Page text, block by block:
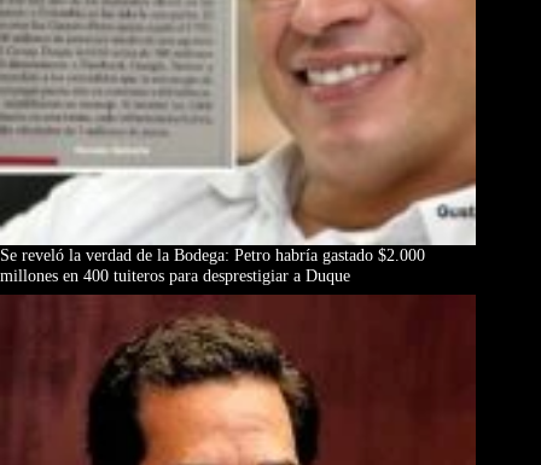
Se reveló la verdad de la Bodega: Petro habría gastado $2.000
millones en 400 tuiteros para desprestigiar a Duque